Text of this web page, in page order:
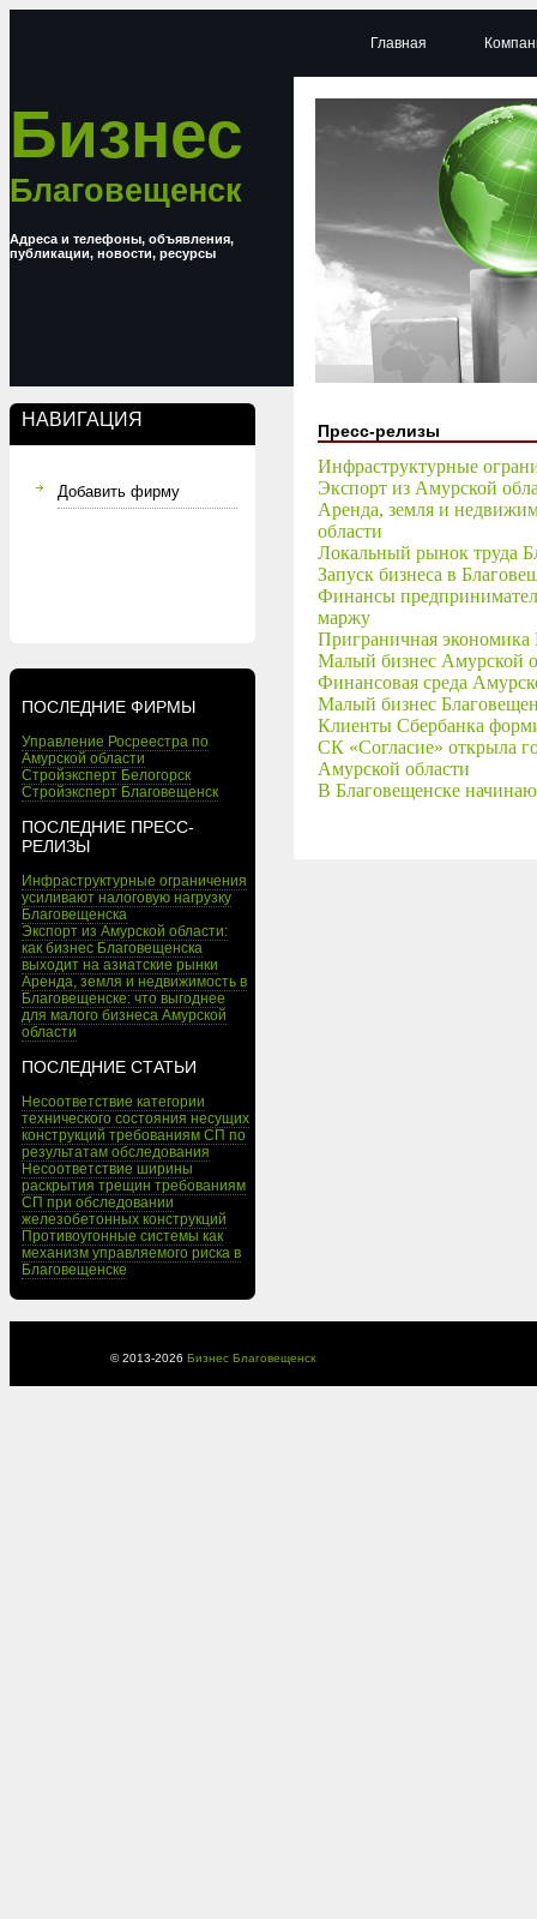
Бизнес
Благовещенск
Адреса и телефоны, объявления,
публикации, новости, ресурсы
НАВИГАЦИЯ
Добавить фирму
ПОСЛЕДНИЕ ФИРМЫ
Управление Росреестра по
Амурской области
Стройэксперт Белогорск
Стройэксперт Благовещенск
ПОСЛЕДНИЕ ПРЕСС-
РЕЛИЗЫ
Инфраструктурные ограничения
усиливают налоговую нагрузку
Благовещенска
Экспорт из Амурской области:
как бизнес Благовещенска
выходит на азиатские рынки
Аренда, земля и недвижимость в
Благовещенске: что выгоднее
для малого бизнеса Амурской
области
ПОСЛЕДНИЕ СТАТЬИ
Несоответствие категории
технического состояния несущих
конструкций требованиям СП по
результатам обследования
Несоответствие ширины
раскрытия трещин требованиям
СП при обследовании
железобетонных конструкций
Противоугонные системы как
механизм управляемого риска в
Благовещенске
Главная
Пресс-релизы
Инфраструктурные
Экспорт из Амурской
Аренда, земля и
области
Локальный рынок труда
Запуск бизнеса в
Финансы
маржу
Приграничная экономика
Малый бизнес Амурской
Финансовая среда
Малый бизнес
Клиенты Сбербанка
СК «Согласие» открыла
Амурской области
В Благовещенске
© 2013-2026 Бизнес Благовещенск